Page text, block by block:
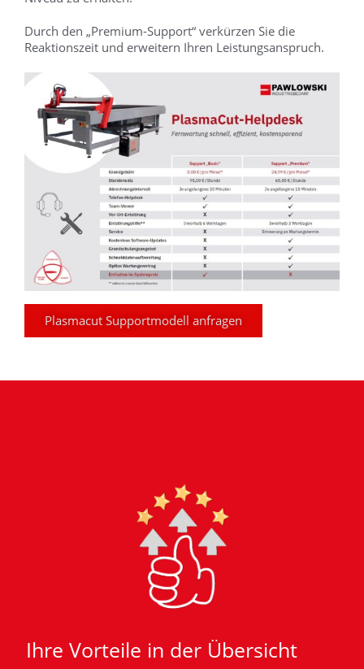
Durch den „Premium-Support“ verkürzen Sie die
Reaktionszeit und erweitern Ihren Leistungsanspruch.
Plasmacut Supportmodell anfragen
Ihre Vorteile in der Übersicht